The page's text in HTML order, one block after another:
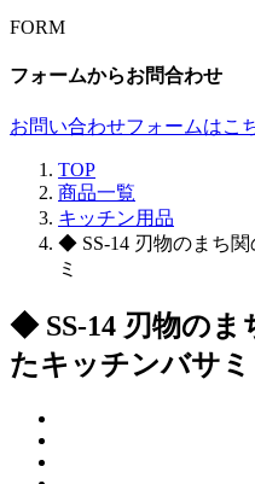
FORM
フォームからお問合わせ
お問い合わせフォームはこ
TOP
商品一覧
キッチン用品
◆ SS-14 刃物のまち
ミ
◆ SS-14 刃物のま
たキッチンバサミ